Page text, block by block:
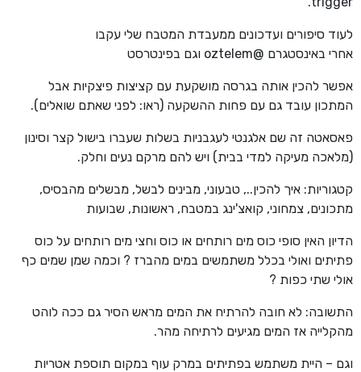
לעוד סיפורים ועדכונים ממעבדת המטבח שלי עקבו
אחרי באינסטגרם @oztelem וגם בפינטרסט
אפשר להכין אותה בגרסה מושקעת עם קציצות פיצקיות אבל
המתכון עובד גם עם פחות ההשקעה (ראו: לפני שאתם שואלים).
פאסאטה זה שם אלגנטי לעגבניות בשלות שעברו בישול קצר וסינון
(מלאכה מעיקה למדי בבית) ויש להם מרקם נעים וחלק.
קטגוריות: איך להכין.., טבעוני, מבינים לבשל, מבשלים מהבסיס,
מתכונים, צמחוני, קואצ'ינג במטבח, ראשונות, שבועות
הדיון האין סופי כוס מים רותחים או כוס וחצי מים רותחים על כוס
פתיתים ואולי בכלל משתמשים במים מהברז ? וכמה שמן שמים כף
אולי שתי כפות ?
התשובה: לא חובה להרתיח את המים מראש הסיר גם ככה לוהט
מהקלייה אז המים מגיעים לרתיחה מהר.
וגם – היית משתמש בפתיתים במרק עוף במקום תוספת אטריות